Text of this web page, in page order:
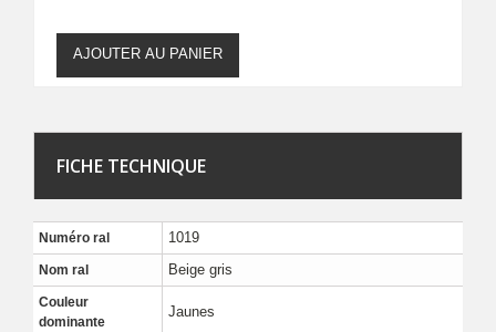
AJOUTER AU PANIER
FICHE TECHNIQUE
Numéro ral 1019
Nom ral Beige gris
Couleur
dominante
Jaunes